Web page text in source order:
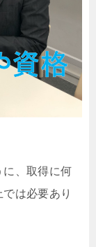
、取得に何
は必要あり